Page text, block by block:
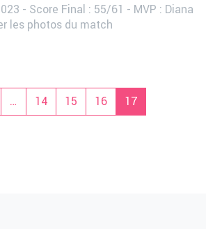
- Score Final : 55/61 - MVP : Diana
les photos du match
… 14 15 16 17